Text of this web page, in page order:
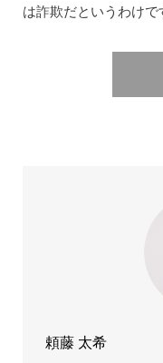
は詐欺だというわけで
頼藤 太希